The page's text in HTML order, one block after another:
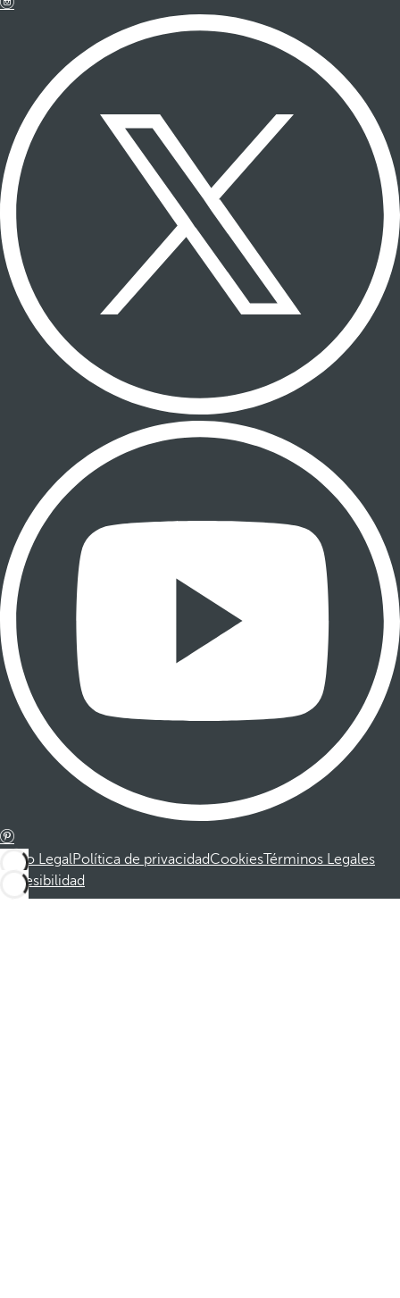
Aviso LegalPolítica de privacidadCookiesTérminos Legales
Accesibilidad